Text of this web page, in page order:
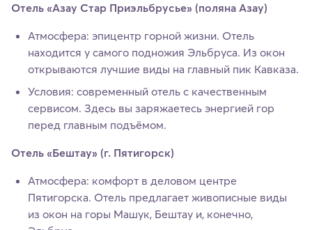
Отель «Азау Стар Приэльбрусье» (поляна Азау)
Атмосфера: эпицентр горной жизни. Отель
находится у самого подножия Эльбруса. Из окон
открываются лучшие виды на главный пик Кавказа.
Условия: современный отель с качественным
сервисом. Здесь вы заряжаетесь энергией гор
перед главным подъёмом.
Отель «Бештау» (г. Пятигорск)
Атмосфера: комфорт в деловом центре
Пятигорска. Отель предлагает живописные виды
из окон на горы Машук, Бештау и, конечно,